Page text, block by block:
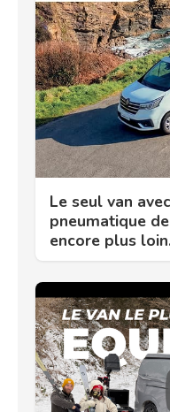
Le seul van
pneumatique
encore plus